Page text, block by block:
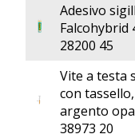
Adesivo
Falcohybrid
28200 45
Vite a testa
con
argento
38973 20